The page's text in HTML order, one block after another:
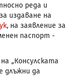
реда и
издаване на
, на заявление за
паспорт -
„Консулската
длъжни да